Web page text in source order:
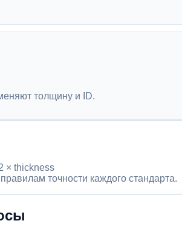
толщину и ID.
× thickness
точности каждого стандарта.